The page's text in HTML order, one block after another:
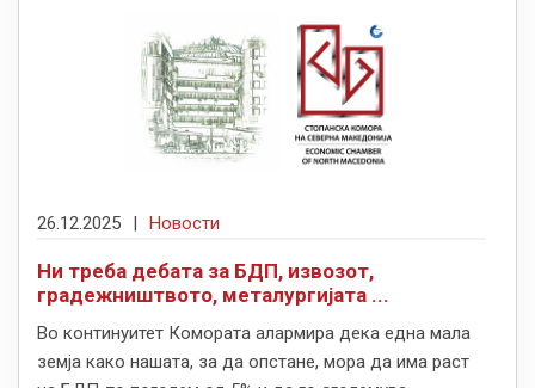
26.12.2025 | Новости
Ни треба дебата за БДП, извозот,
градежништвото, металургијата ...
Во континуитет Комората алармира дека една мала
земја како нашата, за да опстане, мора да има раст